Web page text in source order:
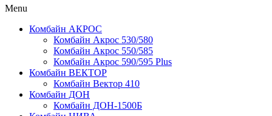
Menu
Комбайн АКРОС
Комбайн Акрос 530/580
Комбайн Акрос 550/585
Комбайн Акрос 590/595 Plus
Комбайн ВЕКТОР
Комбайн Вектор 410
Комбайн ДОН
Комбайн ДОН-1500Б